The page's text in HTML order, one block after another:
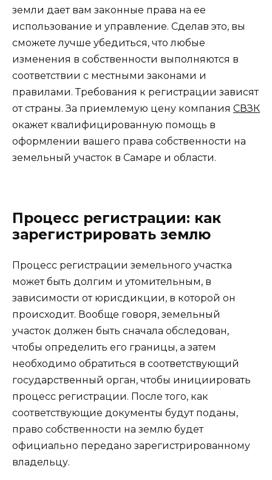
земли дает вам законные права на ее
использование и управление. Сделав это, вы
сможете лучше убедиться, что любые
изменения в собственности выполняются в
соответствии с местными законами и
правилами. Требования к регистрации зависят
от страны. За приемлемую цену компания СВЗК
окажет квалифицированную помощь в
оформлении вашего права собственности на
земельный участок в Самаре и области.
Процесс регистрации: как
зарегистрировать землю
Процесс регистрации земельного участка
может быть долгим и утомительным, в
зависимости от юрисдикции, в которой он
происходит. Вообще говоря, земельный
участок должен быть сначала обследован,
чтобы определить его границы, а затем
необходимо обратиться в соответствующий
государственный орган, чтобы инициировать
процесс регистрации. После того, как
соответствующие документы будут поданы,
право собственности на землю будет
официально передано зарегистрированному
владельцу.